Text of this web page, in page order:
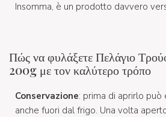
Insomma, è un prodotto davvero
Πώς να φυλάξετε Πελάγιο
200g με τον καλύτερο τρόπο
Conservazione: prima di aprirlo può
anche fuori dal frigo. Una volta